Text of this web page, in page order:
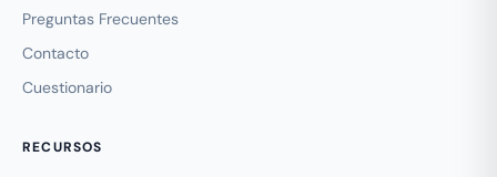
Preguntas Frecuentes
Contacto
Cuestionario
RECURSOS